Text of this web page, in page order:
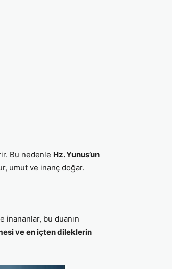
Bu nedenle Hz. Yunus’un
umut ve inanç doğar.
inananlar, bu duanın
ve en içten dileklerin